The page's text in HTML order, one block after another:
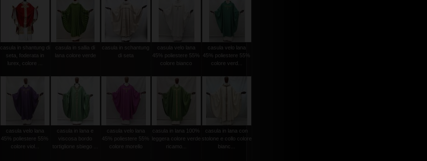
casula in shantung di
seta, foderata in
lurex, colore ...
casula in sallia di
lana colore verde
casula in schantung
di seta
casula velo lana
45% poliestere 55%
colore bianco
casula velo lana
45% poliestere 55%
colore verd...
casula velo lana
45% poliestere 55%
colore viol...
casula in lana e
viscosa bordo
tortiglione sbiego ...
casula velo lana
45% poliestere 55%
colore morello
casula in lana 100%
leggera colore verde
ricamo...
casula in lana con
stolone e collo colore
bianc...